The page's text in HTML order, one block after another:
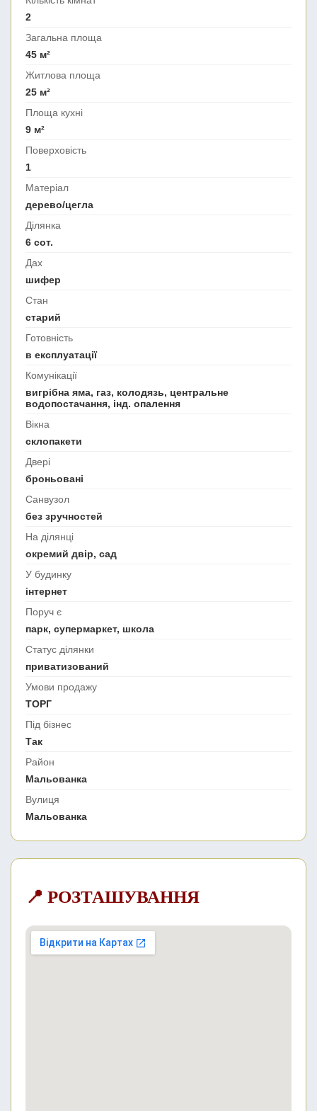
2
Загальна площа
45 м²
Житлова площа
25 м²
Площа кухні
9 м²
Поверховість
1
Матеріал
дерево/цегла
Ділянка
6 сот.
Дах
шифер
Стан
старий
Готовність
в експлуатації
Комунікації
вигрібна яма, газ, колодязь, центральне
водопостачання, інд. опалення
Вікна
склопакети
Двері
броньовані
Санвузол
без зручностей
На ділянці
окремий двір, сад
У будинку
інтернет
Поруч є
парк, супермаркет, школа
Статус ділянки
приватизований
Умови продажу
ТОРГ
Під бізнес
Так
Район
Мальованка
Вулиця
Мальованка
📍 РОЗТАШУВАННЯ